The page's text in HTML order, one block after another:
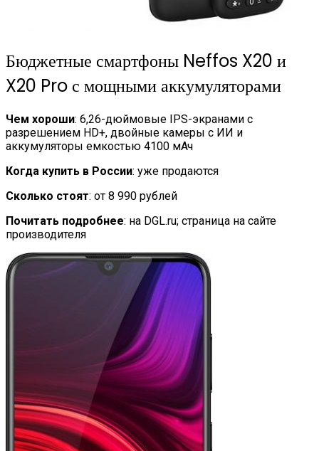
Бюджетные смартфоны Neffos X20 и
X20 Pro с мощными аккумуляторами
Чем хороши: 6,26-дюймовые IPS-экранами с
разрешением HD+, двойные камеры с ИИ и
аккумуляторы емкостью 4100 мАч
Когда купить в России: уже продаются
Сколько стоят: от 8 990 рублей
Почитать подробнее: на DGL.ru; страница на сайте
производителя